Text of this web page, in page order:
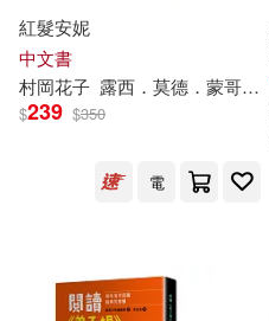
紅髮安妮
中文書
村岡花子 露西．莫德．蒙哥馬利
$239 $350
電